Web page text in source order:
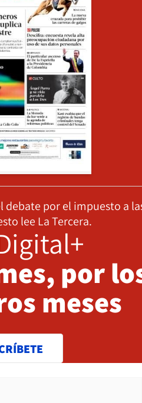
por el impuesto a
lee La Tercera.
por
meses